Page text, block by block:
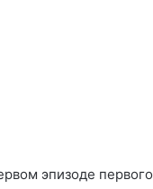
эпизоде первого